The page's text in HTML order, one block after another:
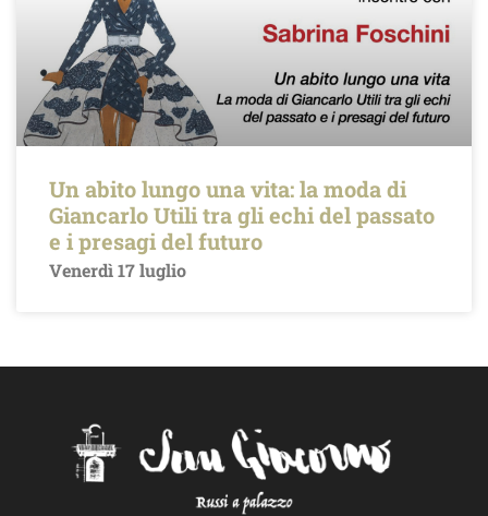
Un abito lungo una vita: la moda di
Giancarlo Utili tra gli echi del passato
e i presagi del futuro
Venerdì 17 luglio